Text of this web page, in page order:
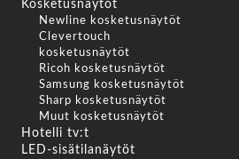
Kosketusnäytöt
Newline kosketusnäytöt
Clevertouch
kosketusnäytöt
Ricoh kosketusnäytöt
Samsung kosketusnäytöt
Sharp kosketusnäytöt
Muut kosketusnäytöt
Hotelli tv:t
LED-sisätilanäytöt